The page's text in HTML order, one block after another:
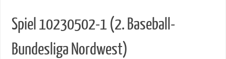
Spiel 10230502-1 (2. Baseball-
Bundesliga Nordwest)